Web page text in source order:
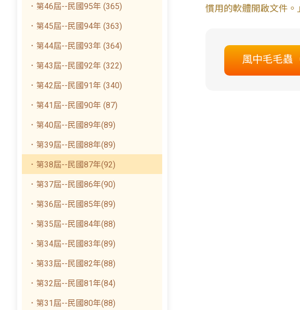
．第46屆--民國95年 (365)
．第45屆--民國94年 (363)
．第44屆--民國93年 (364)
．第43屆--民國92年 (322)
．第42屆--民國91年 (340)
．第41屆--民國90年 (87)
．第40屆--民國89年(89)
．第39屆--民國88年(89)
．第38屆--民國87年(92)
．第37屆--民國86年(90)
．第36屆--民國85年(89)
．第35屆--民國84年(88)
．第34屆--民國83年(89)
．第33屆--民國82年(88)
．第32屆--民國81年(84)
．第31屆--民國80年(88)
慣用的軟體開啟文件。
風中毛毛蟲